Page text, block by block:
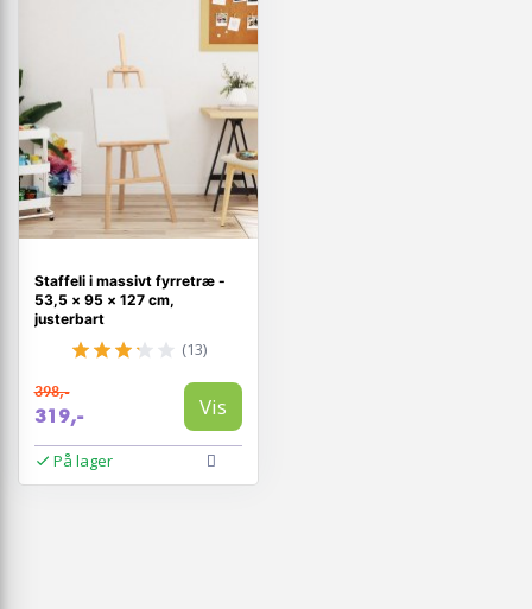
Staffeli i massivt fyrretræ -
53,5 × 95 × 127 cm,
justerbart
(13)
398,-
319,- Vis
På lager